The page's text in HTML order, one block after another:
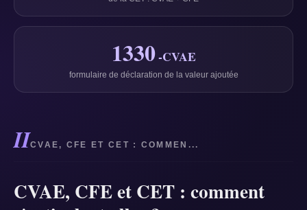
1330-CVAE
formulaire de déclaration de la valeur ajoutée
IICVAE, CFE ET CET : COMMEN...
CVAE, CFE et CET : comment